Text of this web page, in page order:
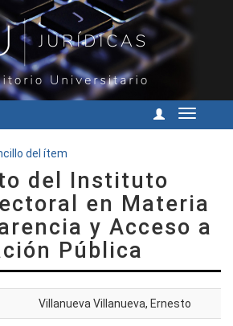
Cambiar
del ítem
del Instituto
en Materia
y Acceso a
Pública
Villanueva Villanueva, Ernesto